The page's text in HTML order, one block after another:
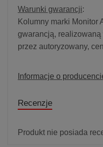
Warunki gwarancji:
Kolumny marki Monitor
gwarancją, realizowaną
przez autoryzowany,
Informacje o
Recenzje
Produkt nie posiada